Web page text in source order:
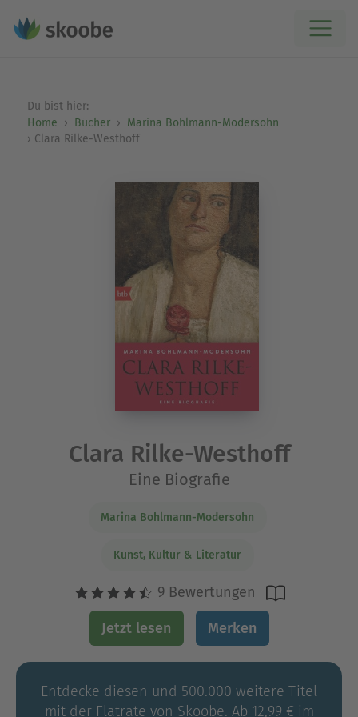
Du bist hier:
Home
Bücher
Marina Bohlmann-Modersohn
Clara Rilke-Westhoff
Clara Rilke-Westhoff
Eine Biografie
Marina Bohlmann-Modersohn
Kunst, Kultur & Literatur
9 Bewertungen
Jetzt lesen Merken
Entdecke diesen und 500.000 weitere Titel
mit der Flatrate von Skoobe. Ab 12,99 € im